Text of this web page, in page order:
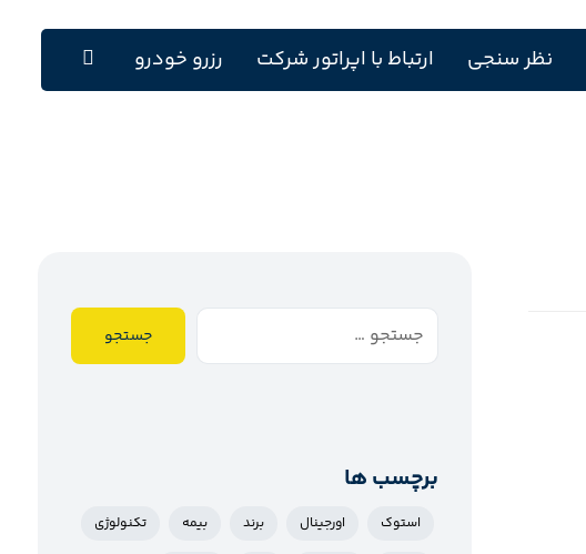
نظر سنجی ارتباط با اپراتور شرکت رزرو خودرو
جستجو
برچسب ها
استوک اورجینال برند بیمه تکنولوژی